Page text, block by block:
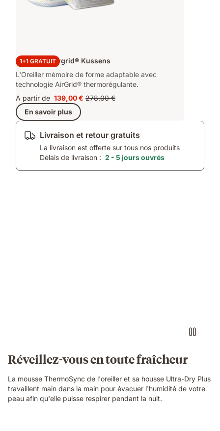
1+1 GRATUIT
2 Original Airgrid® Kussens
L'Oreiller mémoire de forme adaptable avec
technologie AirGrid® thermorégulante.
A partir de Prix
139,00 €
139,00 € Prix
278,00 €
278,00 €
En savoir plus
Livraison et retour gratuits
La livraison est offerte sur tous nos produits
Délais de livraison : 2 - 5 jours ouvrés
Réveillez-vous en toute fraîcheur
La mousse ThermoSync de l'oreiller et sa housse Ultra-Dry Plus
travaillent main dans la main pour évacuer l'humidité de votre
peau afin qu'elle puisse respirer pendant la nuit.